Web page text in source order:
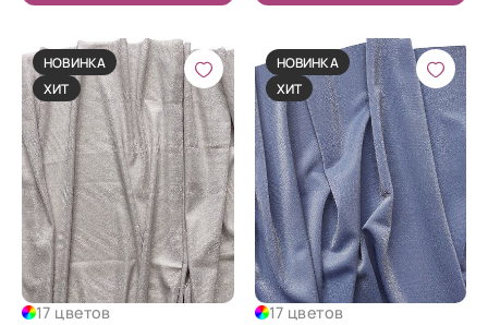
НОВИНКА
ХИТ
17 цветов
НОВИНКА
ХИТ
17 цветов